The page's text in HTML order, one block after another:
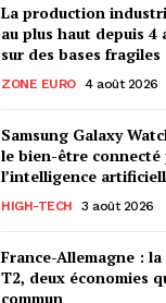
La production
au plus haut depuis 4
sur des bases fragiles
ZONE EURO 4 août 2026
Samsung Galaxy
le bien-être connecté
l’intelligence
HIGH-TECH 3 août 2026
France-Allemagne :
T2, deux économies
commun